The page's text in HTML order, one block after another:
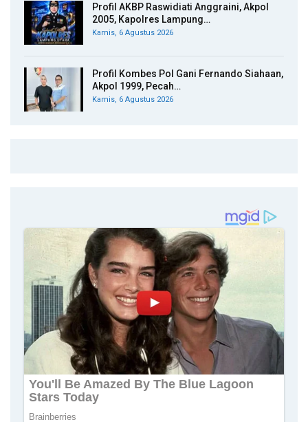
Profil AKBP Raswidiati Anggraini, Akpol
2005, Kapolres Lampung…
Kamis, 6 Agustus 2026
Profil Kombes Pol Gani Fernando Siahaan,
Akpol 1999, Pecah…
Kamis, 6 Agustus 2026